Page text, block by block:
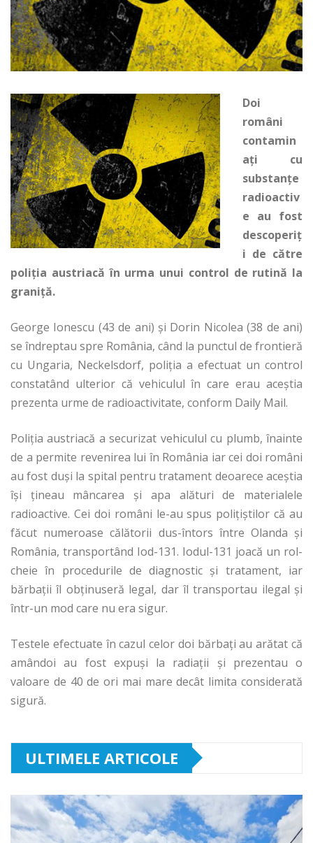
Doi
români
contamin
ați cu
substanțe
radioactiv
e au fost
descoperiț
i de către
poliția austriacă în urma unui control de rutină la
graniță.
George Ionescu (43 de ani) și Dorin Nicolea (38 de ani)
se îndreptau spre România, când la punctul de frontieră
cu Ungaria, Neckelsdorf, poliția a efectuat un control
constatând ulterior că vehiculul în care erau aceștia
prezenta urme de radioactivitate, conform Daily Mail.
Poliţia austriacă a securizat vehiculul cu plumb, înainte
de a permite revenirea lui în România iar cei doi români
au fost duşi la spital pentru tratament deoarece aceștia
își țineau mâncarea și apa alături de materialele
radioactive. Cei doi români le-au spus poliţiştilor că au
făcut numeroase călătorii dus-întors între Olanda şi
România, transportând Iod-131. Iodul-131 joacă un rol-
cheie în procedurile de diagnostic şi tratament, iar
bărbaţii îl obţinuseră legal, dar îl transportau ilegal şi
într-un mod care nu era sigur.
Testele efectuate în cazul celor doi bărbaţi au arătat că
amândoi au fost expuşi la radiaţii şi prezentau o
valoare de 40 de ori mai mare decât limita considerată
sigură.
ULTIMELE ARTICOLE